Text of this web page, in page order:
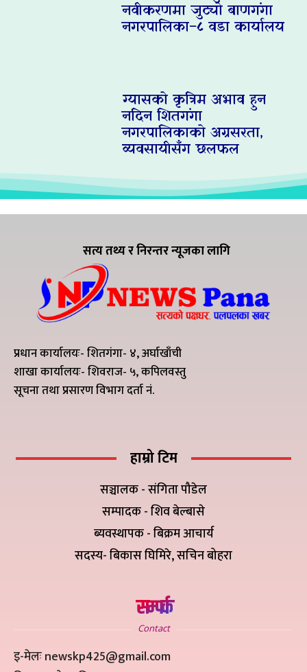
नवीकरणमा जुट्यो बाणगंगा
नगरपालिका–८ वडा कार्यालय
ग्यासको कृत्रिम अभाव हुन
नदिन शितगंगा
नगरपालिकाको अग्रसरता,
व्यवसायीसँग छलफल
सत्य तथ्य र निरन्तर न्यूजका लागि
प्रधान कार्यालयः- शितगंगा- ४, अर्घाखाँची
शाखा कार्यालयः- शिवराज- ५, कपिलवस्तु
सूचना तथा प्रसारण विभाग दर्ता नं.
हाम्रो टिम
सञ्चालक - संगिता पौडेल
सम्पादक - शिव बेल्बासे
ब्यवस्थापक - बिक्रम आचार्य
सदस्य- बिकास घिमिरे, सचिन बोहरा
सम्पर्क
Contact
इ-मेलः newskp425@gmail.com